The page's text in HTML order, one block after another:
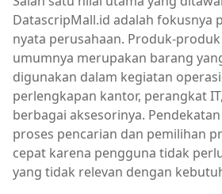
DatascripMall.id adalah fokusnya
nyata perusahaan. Produk-
umumnya merupakan barang
digunakan dalam kegiatan
perlengkapan kantor, perangkat
berbagai aksesorinya.
proses pencarian dan pemilihan
cepat karena pengguna tidak
yang tidak relevan dengan